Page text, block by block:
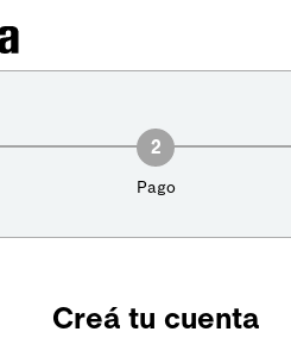
2
Pago
Creá tu cuenta